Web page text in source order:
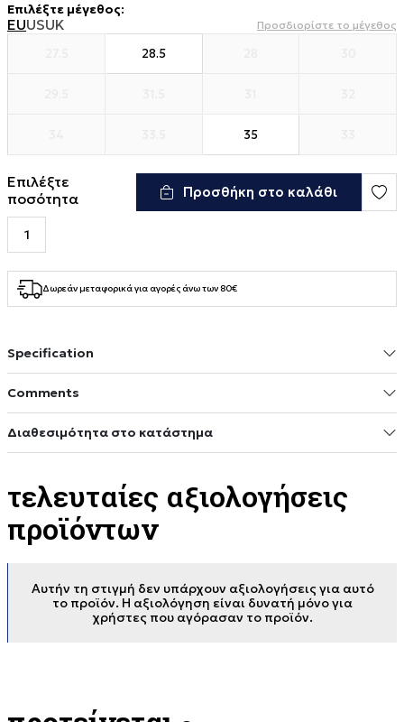
Επιλέξτε μέγεθος:
EUUSUK Προσδιορίστε το μέγεθος
28.5
35
Επιλέξτε
ποσότητα
Προσθήκη στο καλάθι
Δωρεάν μεταφορικά για αγορές άνω των 80€
Specification
Comments
Διαθεσιμότητα στο κατάστημα
τελευταίες αξιολογήσεις
προϊόντων
Αυτήν τη στιγμή δεν υπάρχουν αξιολογήσεις για αυτό
το προϊόν. Η αξιολόγηση είναι δυνατή μόνο για
χρήστες που αγόρασαν το προϊόν.